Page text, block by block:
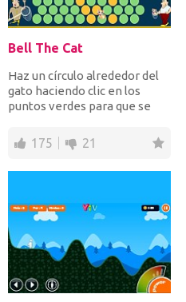
Bell The Cat
Haz un círculo alrededor del
gato haciendo clic en los
puntos verdes para que se
175 21